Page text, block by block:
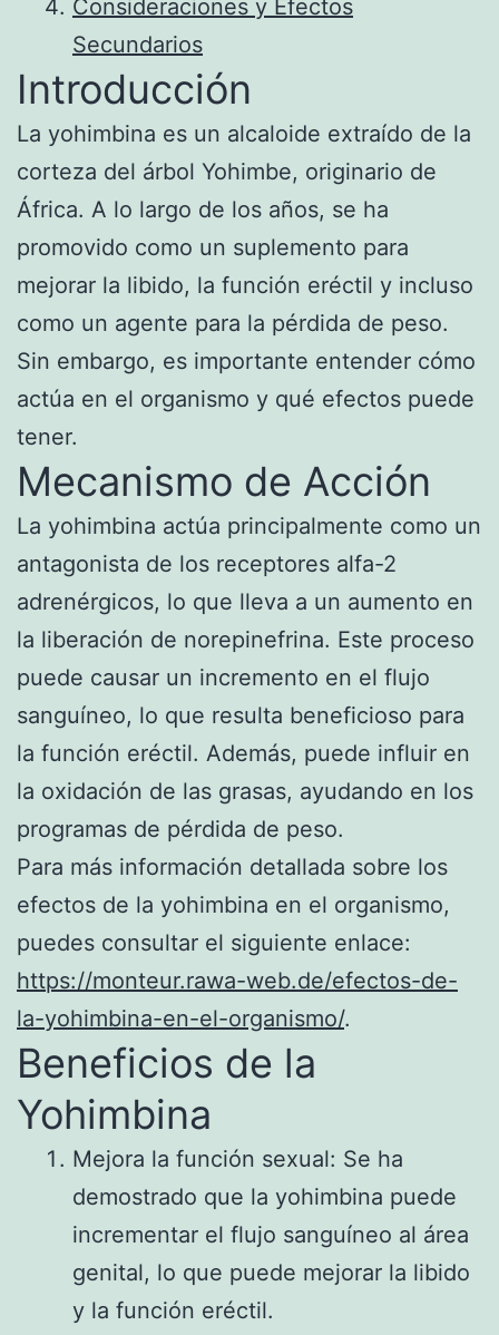
Consideraciones y Efectos
Secundarios
Introducción
La yohimbina es un alcaloide extraído de la
corteza del árbol Yohimbe, originario de
África. A lo largo de los años, se ha
promovido como un suplemento para
mejorar la libido, la función eréctil y incluso
como un agente para la pérdida de peso.
Sin embargo, es importante entender cómo
actúa en el organismo y qué efectos puede
tener.
Mecanismo de Acción
La yohimbina actúa principalmente como un
antagonista de los receptores alfa-2
adrenérgicos, lo que lleva a un aumento en
la liberación de norepinefrina. Este proceso
puede causar un incremento en el flujo
sanguíneo, lo que resulta beneficioso para
la función eréctil. Además, puede influir en
la oxidación de las grasas, ayudando en los
programas de pérdida de peso.
Para más información detallada sobre los
efectos de la yohimbina en el organismo,
puedes consultar el siguiente enlace:
https://monteur.rawa-web.de/efectos-de-
la-yohimbina-en-el-organismo/.
Beneficios de la
Yohimbina
Mejora la función sexual: Se ha
demostrado que la yohimbina puede
incrementar el flujo sanguíneo al área
genital, lo que puede mejorar la libido
y la función eréctil.